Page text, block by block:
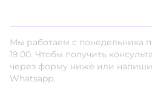
Мы работаем с понедельника
19.00. Чтобы получить
через форму ниже или
Whatsapp.